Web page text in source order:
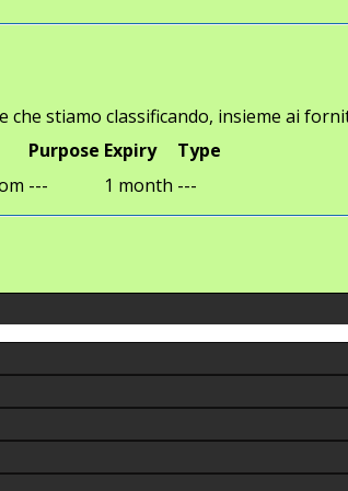
che stiamo classificando, insieme ai
Purpose Expiry
Type
--- 1 month ---